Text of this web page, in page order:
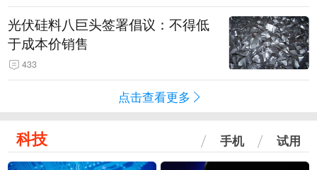
光伏硅料八巨头签署倡议：不得低
于成本价销售
433
点击查看更多
科技 手机 试用